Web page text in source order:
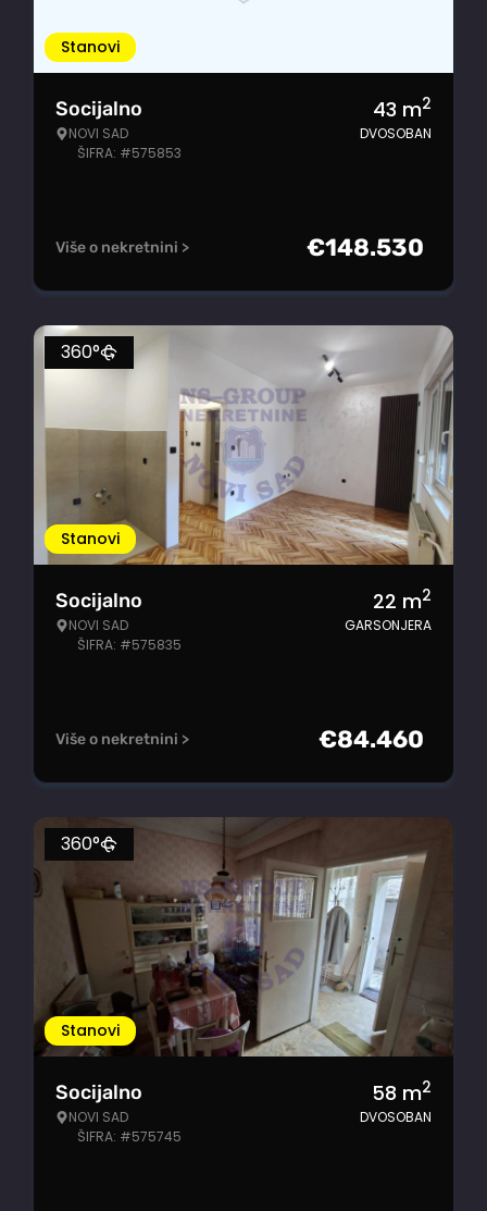
Stanovi
Socijalno
NOVI SAD
ŠIFRA: #575853
43 m2
DVOSOBAN
Više o nekretnini > €148.530
Stanovi
360°
Socijalno
NOVI SAD
ŠIFRA: #575835
22 m2
GARSONJERA
Više o nekretnini > €84.460
Stanovi
360°
Socijalno
NOVI SAD
ŠIFRA: #575745
58 m2
DVOSOBAN